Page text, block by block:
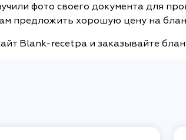
фото своего документа для
предложить хорошую цену на
Blank-recetpa и заказывайте